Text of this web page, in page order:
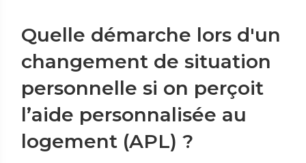
Quelle démarche lors d'un
changement de situation
personnelle si on perçoit
l’aide personnalisée au
logement (APL) ?